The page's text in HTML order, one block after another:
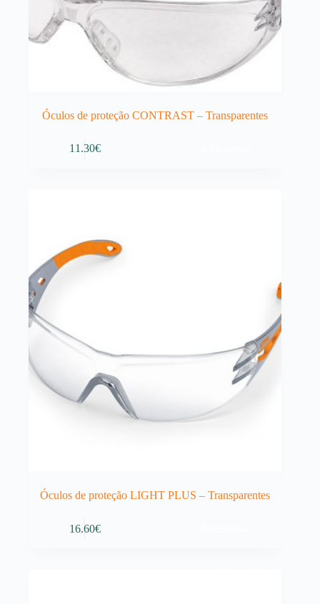
Óculos de proteção CONTRAST – Transparentes
11.30€
Óculos de proteção LIGHT PLUS – Transparentes
16.60€